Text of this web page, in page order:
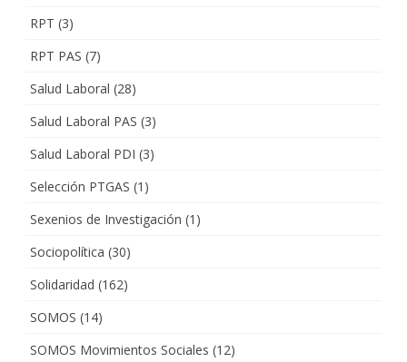
RPT (3)
RPT PAS (7)
Salud Laboral (28)
Salud Laboral PAS (3)
Salud Laboral PDI (3)
Selección PTGAS (1)
Sexenios de Investigación (1)
Sociopolítica (30)
Solidaridad (162)
SOMOS (14)
SOMOS Movimientos Sociales (12)